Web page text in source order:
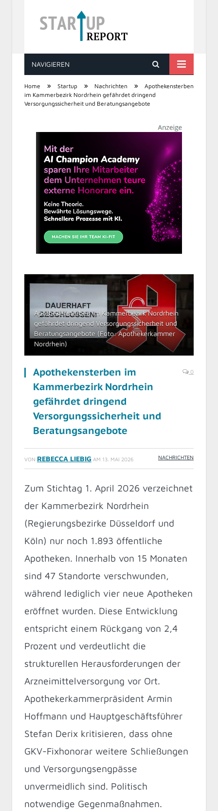
STARTUP REPORT
NAVIGIEREN
Home » Startup » Nachrichten »
Apothekensterben
im Kammerbezirk Nordrhein gefährdet dringend
Versorgungssicherheit und Beratungsangebote
Apothekensterben im Kammerbezirk Nordrhein
gefährdet dringend Versorgungssicherheit und
Beratungsangebote (Foto: Apothekerkammer
Nordrhein)
Apothekensterben im
Kammerbezirk Nordrhein
gefährdet dringend
Versorgungssicherheit und
Beratungsangebote
0
VON REBECCA LIEBIG AM 13. MAI 2026 NACHRICHTEN
Zum Stichtag 1. April 2026 verzeichnet
der Kammerbezirk Nordrhein
(Regierungsbezirke Düsseldorf und
Köln) nur noch 1.893 öffentliche
Apotheken. Innerhalb von 15 Monaten
sind 47 Standorte verschwunden,
während lediglich vier neue Apotheken
eröffnet wurden. Diese Entwicklung
entspricht einem Rückgang von 2,4
Prozent und verdeutlicht die
strukturellen Herausforderungen der
Arzneimittelversorgung vor Ort.
Apothekerkammerpräsident Armin
Hoffmann und Hauptgeschäftsführer
Stefan Derix kritisieren, dass ohne
GKV-Fixhonorar weitere Schließungen
und Versorgungsengpässe
unvermeidlich sind. Politisch
notwendige Gegenmaßnahmen.